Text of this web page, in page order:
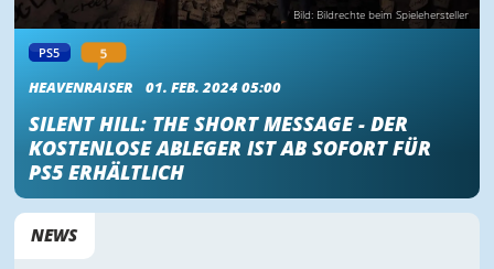
Bild: Bildrechte beim Spielehersteller
PS5 5
HEAVENRAISER 01. FEB. 2024 05:00
SILENT HILL: THE SHORT MESSAGE - DER
KOSTENLOSE ABLEGER IST AB SOFORT FÜR
PS5 ERHÄLTLICH
NEWS